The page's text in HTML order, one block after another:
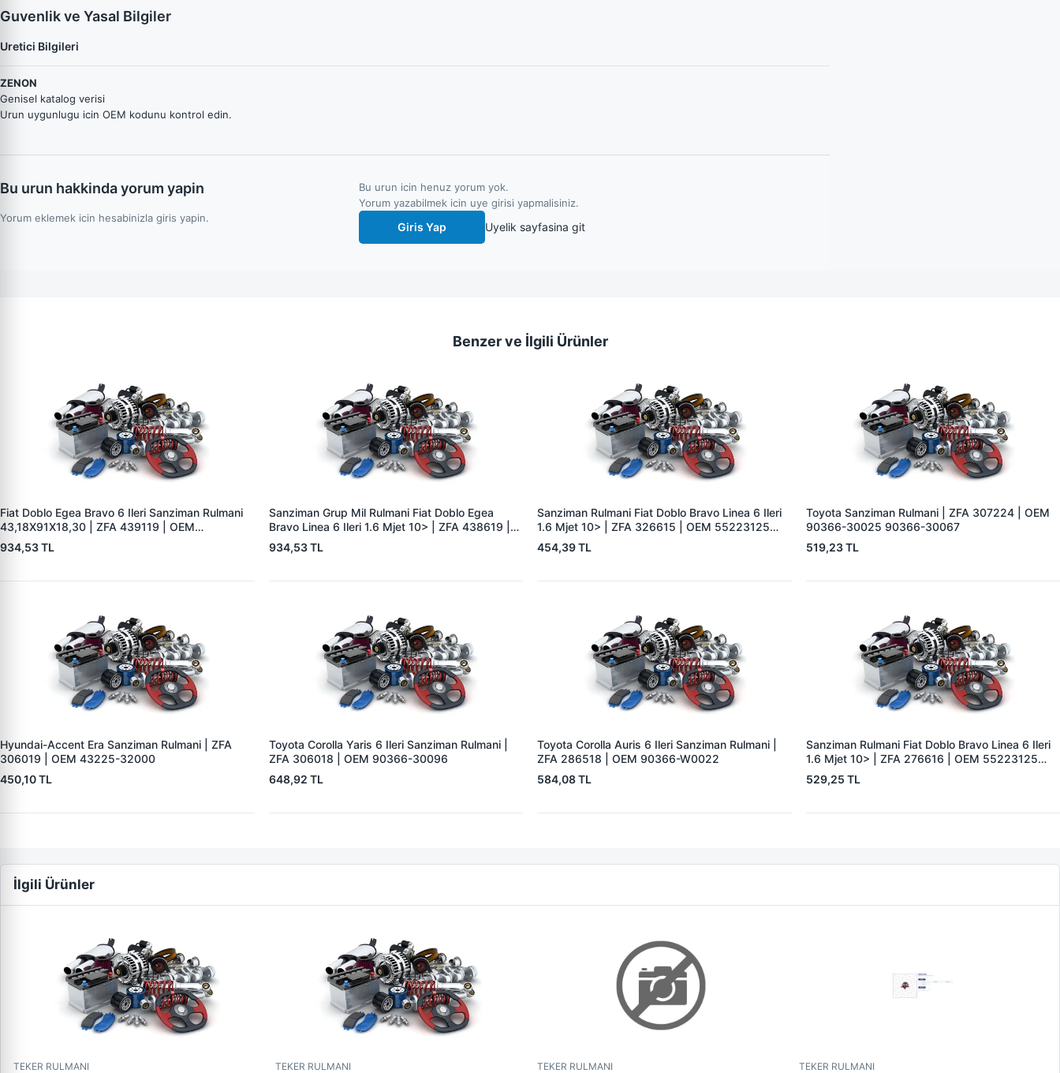
Guvenlik ve Yasal Bilgiler
Uretici Bilgileri
ZENON
Genisel katalog verisi
Urun uygunlugu icin OEM kodunu kontrol edin.
Bu urun hakkinda yorum yapin
Yorum eklemek icin hesabinizla giris yapin.
Bu urun icin henuz yorum yok.
Yorum yazabilmek icin uye girisi yapmalisiniz.
Giris Yap Uyelik sayfasina git
Benzer ve İlgili Ürünler
Fiat Doblo Egea Bravo 6 Ileri Sanziman Rulmani
43,18X91X18,30 | ZFA 439119 | OEM
55246900 STA4391UR2
934,53 TL
Sanziman Grup Mil Rulmani Fiat Doblo Egea
Bravo Linea 6 Ileri 1.6 Mjet 10> | ZFA 438619 |
OEM 46340286 46356839 55246901
934,53 TL
Sanziman Rulmani Fiat Doblo Bravo Linea 6 Ileri
1.6 Mjet 10> | ZFA 326615 | OEM 55223125
46340288
454,39 TL
Toyota Sanziman Rulmani | ZFA 307224 | OEM
90366-30025 90366-30067
519,23 TL
Hyundai-Accent Era Sanziman Rulmani | ZFA
306019 | OEM 43225-32000
450,10 TL
Toyota Corolla Yaris 6 Ileri Sanziman Rulmani |
ZFA 306018 | OEM 90366-30096
648,92 TL
Toyota Corolla Auris 6 Ileri Sanziman Rulmani |
ZFA 286518 | OEM 90366-W0022
584,08 TL
Sanziman Rulmani Fiat Doblo Bravo Linea 6 Ileri
1.6 Mjet 10> | ZFA 276616 | OEM 55223125
46340288
529,25 TL
İlgili Ürünler
TEKER RULMANI TEKER RULMANI TEKER RULMANI TEKER RULMANI